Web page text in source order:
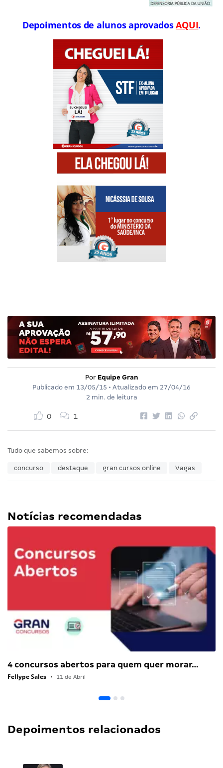
Depoimentos de alunos aprovadosAQUI.
Por Equipe Gran
Publicado em 13/05/15 • Atualizado em 27/04/16
2 min. de leitura
0 1
Tudo que sabemos sobre:
concurso destaque gran cursos online Vagas
Notícias recomendadas
4 concursos abertos para quem quer morar…
Fellype Sales • 11 de Abril
Depoimentos relacionados